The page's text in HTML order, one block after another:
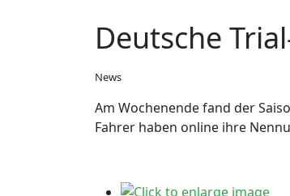
Deutsche
News
Am Wochenende fand der
Fahrer haben online ihre